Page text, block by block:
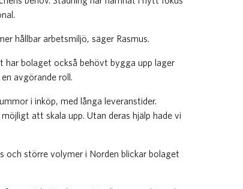
hållbar arbetsmiljö, säger Rasmus.
bolaget också behövt bygga upp lager
avgörande roll.
i inköp, med långa leveranstider.
att skala upp. Utan deras hjälp hade vi
och större volymer i Norden blickar bolaget